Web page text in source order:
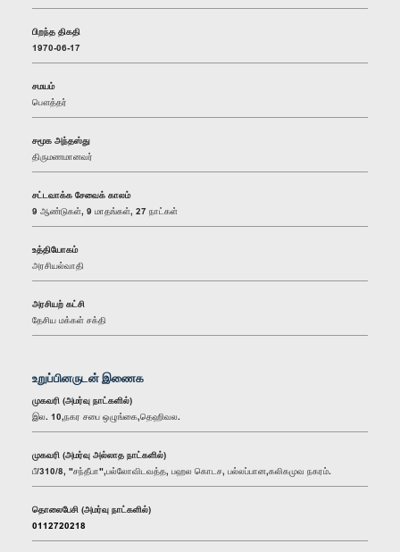
பிறந்த திகதி
1970-06-17
சமயம்
பௌத்தர்
சமூக அந்தஸ்து
திருமணமானவர்
சட்டவாக்க சேவைக் காலம்
9 ஆண்டுகள், 9 மாதங்கள், 27 நாட்கள்
உத்தியோகம்
அரசியல்வாதி
அரசியற் கட்சி
தேசிய மக்கள் சக்தி
உறுப்பினருடன் இணைக
முகவரி (அமர்வு நாட்களில்)
இல. 10,நகர சபை ஒழுங்கை,தெஹிவல.
முகவரி (அமர்வு அல்லாத நாட்களில்)
பீ/310/8, "சந்தீபா",பல்லோவிடவத்த, பஹல கொடச, பல்லப்பான,கலிகமுவ நகரம்.
தொலைபேசி (அமர்வு நாட்களில்)
0112720218